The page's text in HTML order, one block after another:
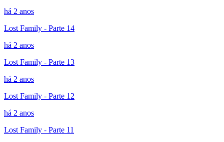
há 2 anos
Lost Family - Parte 14
há 2 anos
Lost Family - Parte 13
há 2 anos
Lost Family - Parte 12
há 2 anos
Lost Family - Parte 11